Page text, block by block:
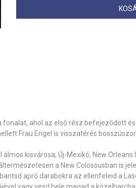
fonalat, ahol az első rész befejeződött
Frau Engel is visszatérés
álmos kisvárosa, Új-Mexikó, New Orleans
természetesen a New Colossusban is
apró darabokra az ellenfeleid a